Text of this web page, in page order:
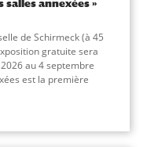
salles annexées »
de Schirmeck (à 45
gratuite sera
au 4 septembre
est la première